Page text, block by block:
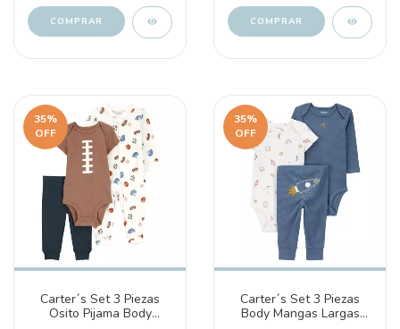
COMPRAR COMPRAR
35%
OFF
Carter´s Set 3 Piezas
Osito Pijama Body
35%
OFF
Carter´s Set 3 Piezas
Body Mangas Largas